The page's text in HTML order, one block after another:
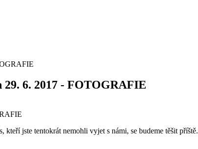
29. 6. 2017 - FOTOGRAFIE
jste tentokrát nemohli vyjet s námi, se budeme těšit příště.